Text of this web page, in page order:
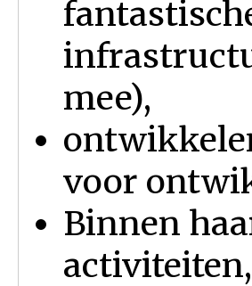
mee),
voor
Binnen